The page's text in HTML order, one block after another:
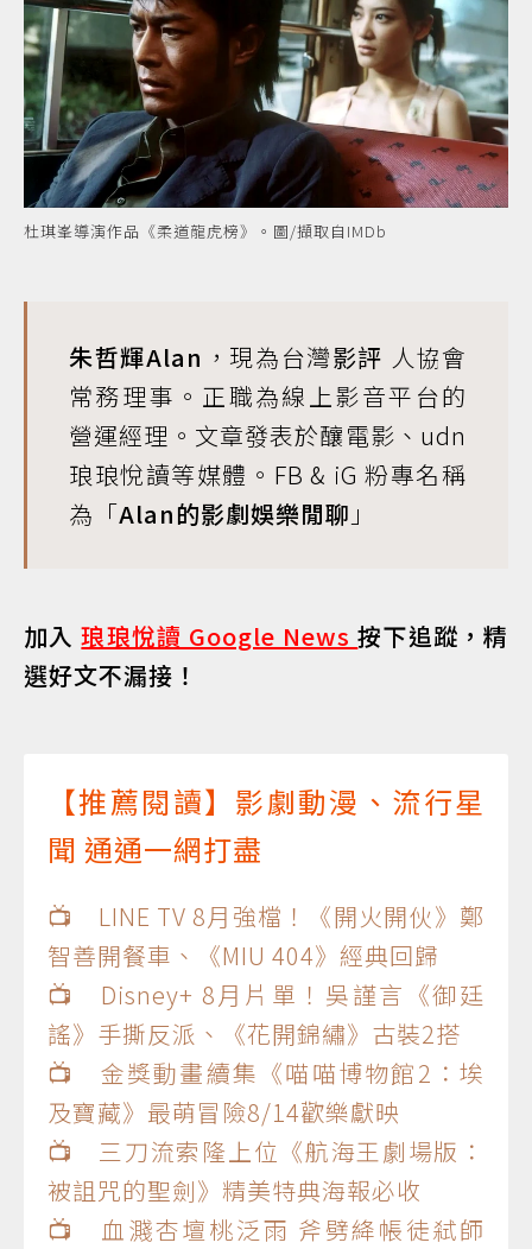
杜琪峯導演作品《柔道龍虎榜》。圖/擷取自IMDb
朱哲輝Alan ，現為台灣影評 人協會
常務理事。正職為線上影音平台的
營運經理。文章發表於釀電影、udn
琅琅悅讀等媒體。FB & iG 粉專名稱
為「Alan的影劇娛樂閒聊 」
加入琅琅悅讀 Google News按下追蹤，精
選好文不漏接！
【推薦閱讀】影劇動漫、流行星
聞 通通一網打盡
📺 LINE TV 8月強檔！《開火開伙》鄭
智善開餐車、《MIU 404》經典回歸
📺 Disney+ 8月片單！吳謹言《御廷
謠》手撕反派、《花開錦繡》古裝2搭
📺 金獎動畫續集《喵喵博物館2：埃
及寶藏》最萌冒險8/14歡樂獻映
📺 三刀流索隆上位《航海王劇場版：
被詛咒的聖劍》精美特典海報必收
📺 血濺杏壇桃泛雨 斧劈絳帳徒弒師